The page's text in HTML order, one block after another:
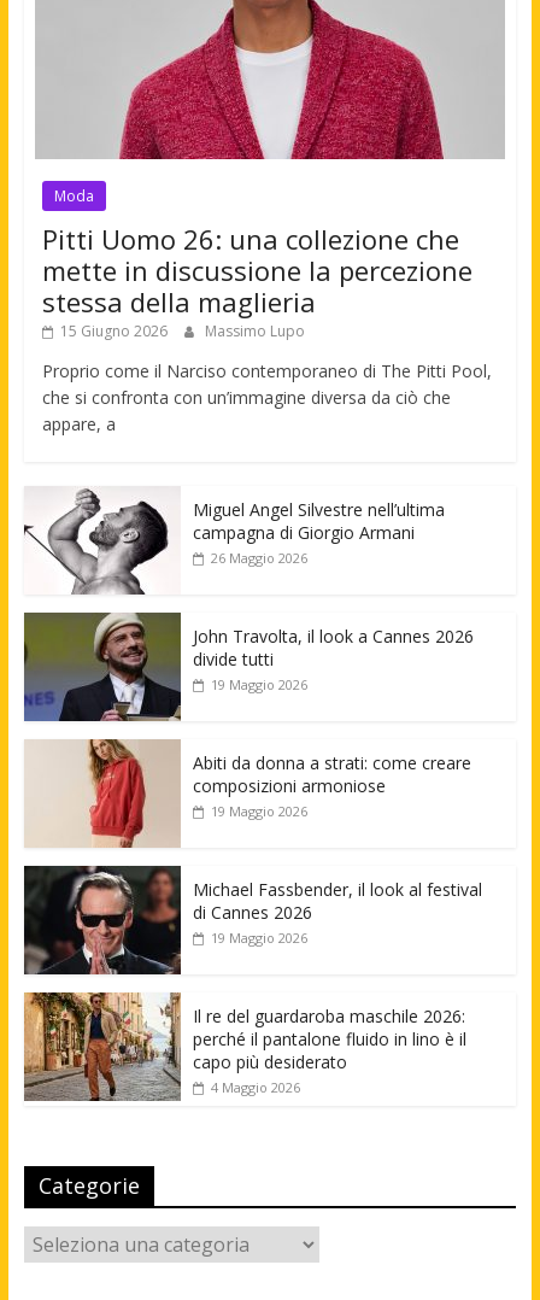
Moda
Pitti Uomo 26: una collezione che
mette in discussione la percezione
stessa della maglieria
15 Giugno 2026 Massimo Lupo
Proprio come il Narciso contemporaneo di The Pitti Pool,
che si confronta con un’immagine diversa da ciò che
appare, a
Miguel Angel Silvestre nell’ultima
campagna di Giorgio Armani
26 Maggio 2026
John Travolta, il look a Cannes 2026
divide tutti
19 Maggio 2026
Abiti da donna a strati: come creare
composizioni armoniose
19 Maggio 2026
Michael Fassbender, il look al festival
di Cannes 2026
19 Maggio 2026
Il re del guardaroba maschile 2026:
perché il pantalone fluido in lino è il
capo più desiderato
4 Maggio 2026
Categorie
Categorie